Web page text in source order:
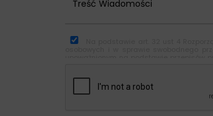
swoich danych osobowych, ich
osobowych, przysługuje Panu/Pani